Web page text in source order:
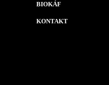
BIOKÁF
KONTAKT